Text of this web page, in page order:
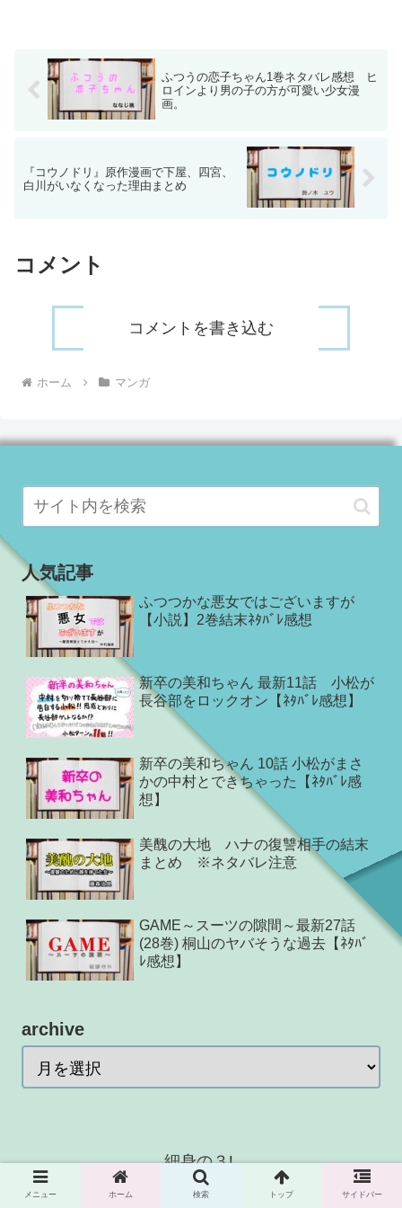
ふつうの恋子ちゃん1巻ネタバレ感想 ヒ
ロインより男の子の方が可愛い少女漫
画。
『コウノドリ』原作漫画で下屋、四宮、
白川がいなくなった理由まとめ
コメント
コメントを書き込む
ホーム マンガ
人気記事
ふつつかな悪女ではございますが
【小説】2巻結末ﾈﾀﾊﾞﾚ感想
新卒の美和ちゃん 最新11話 小松が
長谷部をロックオン【ﾈﾀﾊﾞﾚ感想】
新卒の美和ちゃん 10話 小松がまさ
かの中村とできちゃった【ﾈﾀﾊﾞﾚ感
想】
美醜の大地 ハナの復讐相手の結末
まとめ ※ネタバレ注意
GAME～スーツの隙間～最新27話
(28巻) 桐山のヤバそうな過去【ﾈﾀﾊﾞ
ﾚ感想】
archive
細身の３L
© 2016 細身の３L.
メニュー ホーム 検索 トップ サイドバー